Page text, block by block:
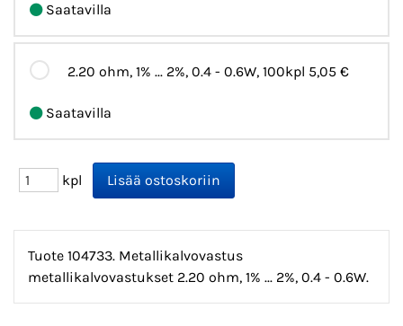
Saatavilla
2.20 ohm, 1% ... 2%, 0.4 - 0.6W, 100kpl 5,05 €
Saatavilla
kpl
Tuote 104733. Metallikalvovastus
metallikalvovastukset 2.20 ohm, 1% ... 2%, 0.4 - 0.6W.